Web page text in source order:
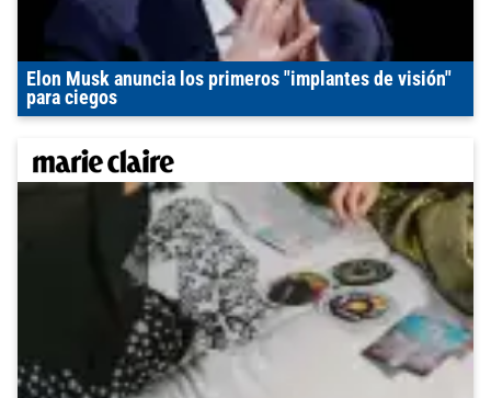
Elon Musk anuncia los primeros "implantes de visión"
para ciegos